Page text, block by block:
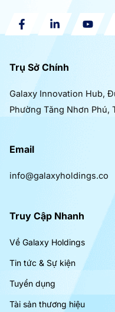
Trụ Sở Chính
Galaxy Innovation Hub,
Phường Tăng Nhơn Phú,
Email
info@galaxyholdings.co
Truy Cập Nhanh
Về Galaxy Holdings
Tin tức & Sự kiện
Tuyển dụng
Tài sản thương hiệu